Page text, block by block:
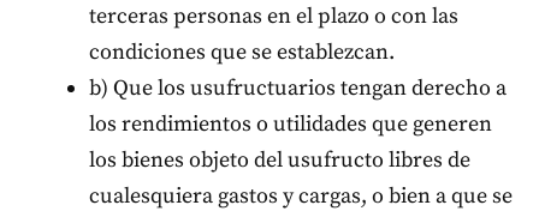
terceras personas en el plazo o con las
condiciones que se establezcan.
b) Que los usufructuarios tengan derecho a
los rendimientos o utilidades que generen
los bienes objeto del usufructo libres de
cualesquiera gastos y cargas, o bien a que se